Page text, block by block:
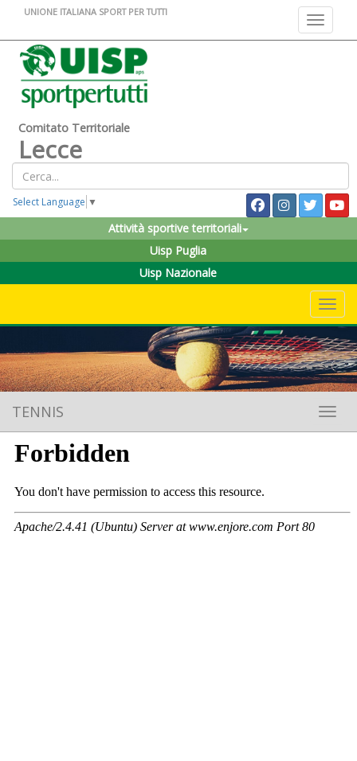
Toggle
UNIONE ITALIANA SPORT PER TUTTI
Comitato Territoriale
Lecce
Select Language ▼
Attività sportive territoriali
Uisp Puglia
Uisp Nazionale
TENNIS